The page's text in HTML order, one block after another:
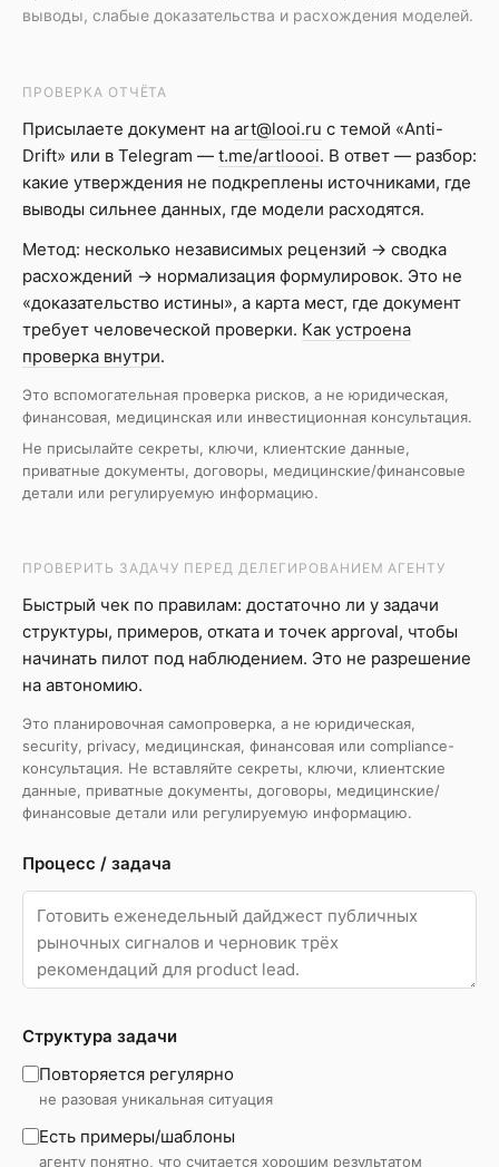
выводы, слабые доказательства и расхождения моделей.
ПРОВЕРКА ОТЧЁТА
Присылаете документ на art@looi.ru с темой «Anti-
Drift» или в Telegram — t.me/artloooi. В ответ — разбор:
какие утверждения не подкреплены источниками, где
выводы сильнее данных, где модели расходятся.
Метод: несколько независимых рецензий → сводка
расхождений → нормализация формулировок. Это не
«доказательство истины», а карта мест, где документ
требует человеческой проверки. Как устроена
проверка внутри.
Это вспомогательная проверка рисков, а не юридическая,
финансовая, медицинская или инвестиционная консультация.
Не присылайте секреты, ключи, клиентские данные,
приватные документы, договоры, медицинские/финансовые
детали или регулируемую информацию.
ПРОВЕРИТЬ ЗАДАЧУ ПЕРЕД ДЕЛЕГИРОВАНИЕМ АГЕНТУ
Быстрый чек по правилам: достаточно ли у задачи
структуры, примеров, отката и точек approval, чтобы
начинать пилот под наблюдением. Это не разрешение
на автономию.
Это планировочная самопроверка, а не юридическая,
security, privacy, медицинская, финансовая или compliance-
консультация. Не вставляйте секреты, ключи, клиентские
данные, приватные документы, договоры, медицинские/
финансовые детали или регулируемую информацию.
Процесс / задача
Структура задачи
Повторяется регулярно
не разовая уникальная ситуация
Есть примеры/шаблоны
агенту понятно, что считается хорошим результатом